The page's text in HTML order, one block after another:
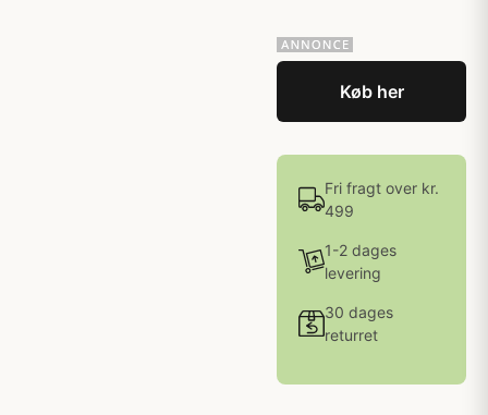
Køb her
Fri fragt over kr.
499
1-2 dages
levering
30 dages
returret